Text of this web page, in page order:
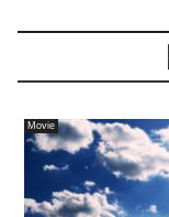
Movie